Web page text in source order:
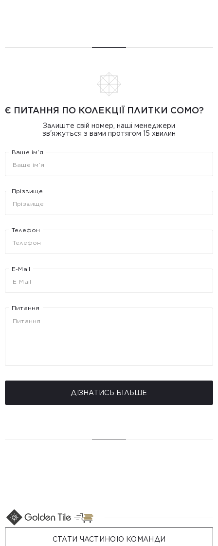
Є ПИТАННЯ ПО КОЛЕКЦІЇ ПЛИТКИ COMO?
Залиште свій номер, наші менеджери
зв'яжуться з вами протягом 15 хвилин
Ваше ім’я
Прізвище
Телефон
E-Mail
Питання
ДІЗНАТИСЬ БІЛЬШЕ
СТАТИ ЧАСТИНОЮ КОМАНДИ